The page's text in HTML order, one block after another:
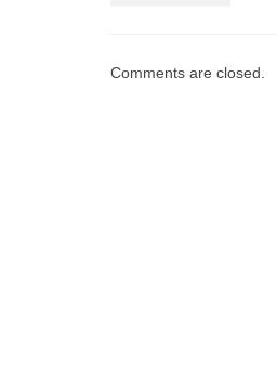
Comments are closed.